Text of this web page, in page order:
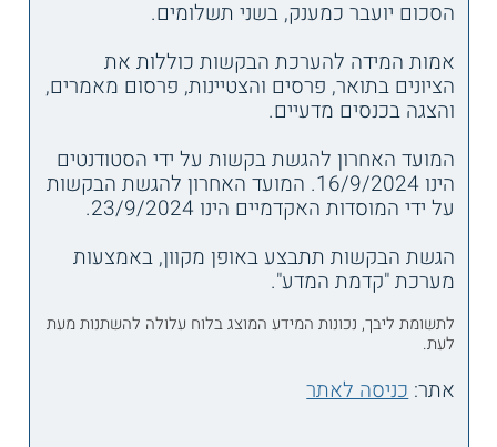
הסכום יועבר כמענק, בשני תשלומים.
אמות המידה להערכת הבקשות כוללות את
הציונים בתואר, פרסים והצטיינות, פרסום מאמרים,
והצגה בכנסים מדעיים.
המועד האחרון להגשת בקשות על ידי הסטודנטים
הינו 16/9/2024. המועד האחרון להגשת הבקשות
על ידי המוסדות האקדמיים הינו 23/9/2024.
הגשת הבקשות תתבצע באופן מקוון, באמצעות
מערכת "קדמת המדע".
לתשומת ליבך, נכונות המידע המוצג בלוח עלולה להשתנות מעת
לעת.
אתר:כניסה לאתר